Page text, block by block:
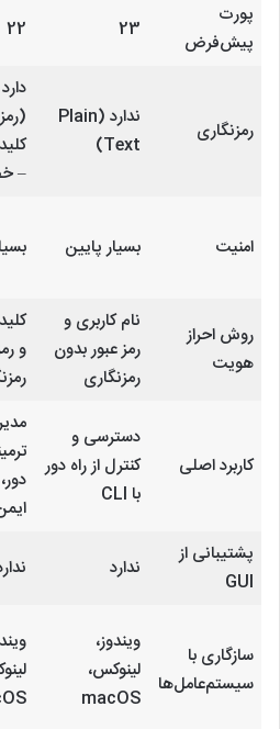
پورت
پیش‌فرض
23
22
رمزنگاری
ندارد (Plain
Text)
دارد
–
امنیت بسیار پایین
روش احراز
هویت
نام کاربری و
رمز عبور بدون
رمزنگاری
و
کاربرد اصلی
دسترسی و
کنترل از راه دور
با CLI
پشتیبانی از
GUI
ندارد
سازگاری با
سیستم‌عامل‌ها
ویندوز،
لینوکس،
macOS